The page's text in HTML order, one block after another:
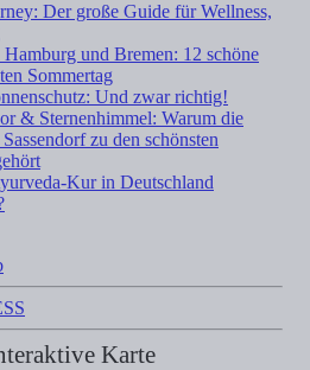
Der große Guide für Wellness,
Hamburg und Bremen: 12 schöne
Sommertag
Und zwar richtig!
& Sternenhimmel: Warum die
zu den schönsten
Kur in Deutschland
Karte